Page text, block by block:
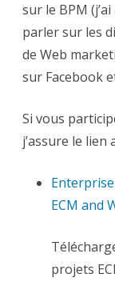
sur le BPM
parler sur les
de Web
sur Facebook
Si vous
j’assure le lien
ECM and
projets